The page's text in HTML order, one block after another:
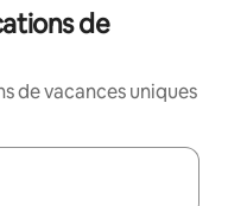
de
de vacances uniques
les flèches vers le